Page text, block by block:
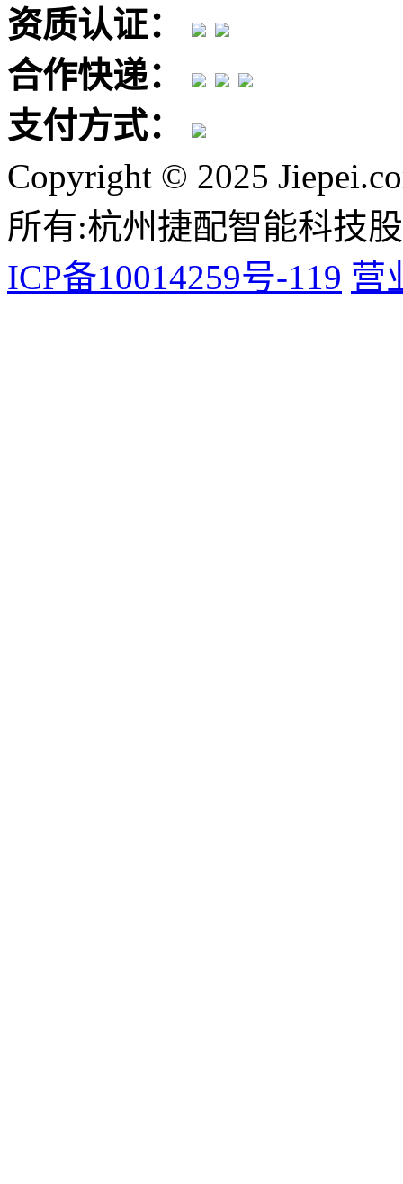
资质认证：
合作快递：
支付方式：
Copyright © 2025
所有:杭州捷配智能科技
ICP备10014259号-119 营